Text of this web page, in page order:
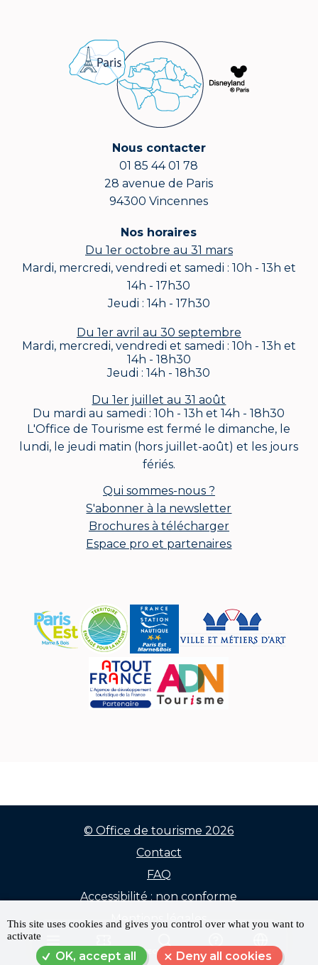
Nous contacter
01 85 44 01 78
28 avenue de Paris
94300 Vincennes
Nos horaires
Du 1er octobre au 31 mars
Mardi, mercredi, vendredi et samedi : 10h - 13h et
14h - 17h30
Jeudi : 14h - 17h30
Du 1er avril au 30 septembre
Mardi, mercredi, vendredi et samedi : 10h - 13h et
14h - 18h30
Jeudi : 14h - 18h30
Du 1er juillet au 31 août
Du mardi au samedi : 10h - 13h et 14h - 18h30
L'Office de Tourisme est fermé le dimanche, le
lundi, le jeudi matin (hors juillet-août) et les jours
fériés.
Qui sommes-nous ?
S'abonner à la newsletter
Brochures à télécharger
Espace pro et partenaires
© Office de tourisme 2026
Pied
de
page
Contact
FAQ
Accessibilité : non conforme
Mentions légales
MENU RÉSERVER RECHERCHE FAQ LANGUE
This site uses cookies and gives you control over what you want to
activate
OK, accept all Deny all cookies